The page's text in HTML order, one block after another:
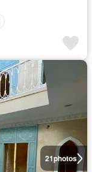
21photos